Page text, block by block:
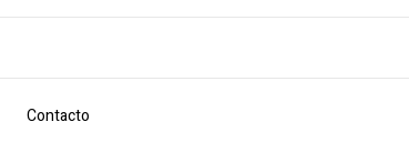
Contacto